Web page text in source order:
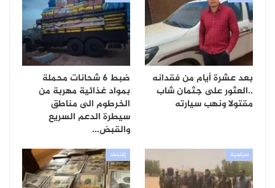
بعد عشرة أيام من فقدانه
..العثور على جثمان شاب
مقتولا ونهب سيارته
ضبط 6 شحانات محملة
بمواد غذائية مهربة من
الخرطوم الى مناطق
سيطرة الدعم السريع
والقبض…
سياسية إقتصاد